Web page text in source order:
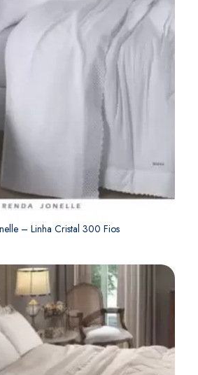
– Linha Cristal 300 Fios